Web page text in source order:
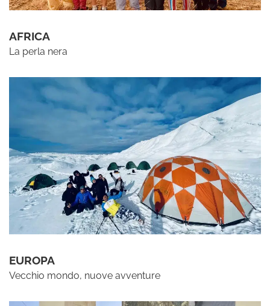
AFRICA
La perla nera
EUROPA
Vecchio mondo, nuove avventure